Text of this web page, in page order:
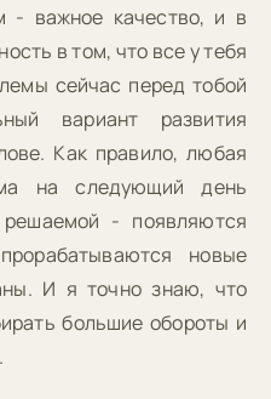
- важное качество, и в
в том, что все у тебя
сейчас перед тобой
вариант развития
Как правило, любая
на следующий день
решаемой - появляются
новые
И я точно знаю, что
большие обороты и